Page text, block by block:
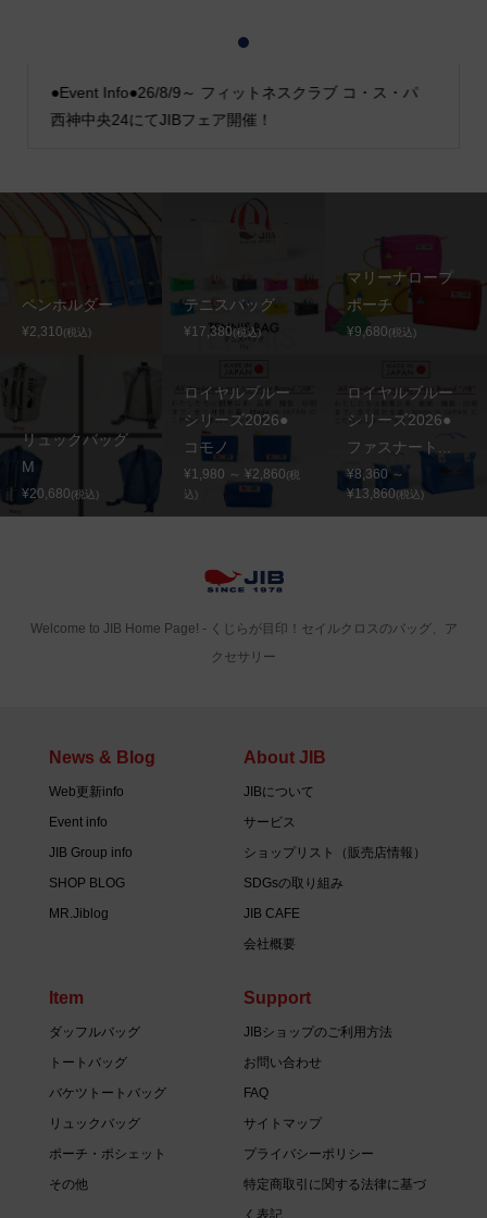
●Event Info●26/8/9～ フィットネスクラブ コ・ス・パ
西神中央24にてJIBフェア開催！
2
ペンホルダー
¥2,310(税込)
テニスバッグ
¥17,380(税込)
マリーナロープ
ポーチ
¥9,680(税込)
リュックバッグ
M
¥20,680(税込)
ロイヤルブルー
シリーズ2026●
コモノ
¥1,980 ～ ¥2,860(税
込)
ロイヤルブルー
シリーズ2026●
ファスナート...
¥8,360 ～
¥13,860(税込)
Welcome to JIB Home Page! ‐ くじらが目印！セイルクロスのバッグ、ア
クセサリー
News & Blog
Web更新info
Event info
JIB Group info
SHOP BLOG
MR.Jiblog
About JIB
JIBについて
サービス
ショップリスト（販売店情報）
SDGsの取り組み
JIB CAFE
会社概要
Item
ダッフルバッグ
トートバッグ
バケツトートバッグ
リュックバッグ
ポーチ・ポシェット
その他
Support
JIBショップのご利用方法
お問い合わせ
FAQ
サイトマップ
プライバシーポリシー
特定商取引に関する法律に基づ
く表記